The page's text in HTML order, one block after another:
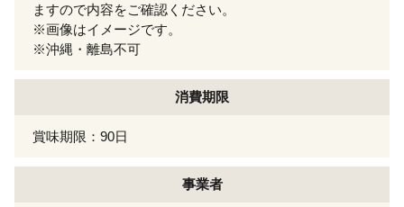
ますので内容をご確認ください。
※画像はイメージです。
※沖縄・離島不可
消費期限
賞味期限：90日
事業者